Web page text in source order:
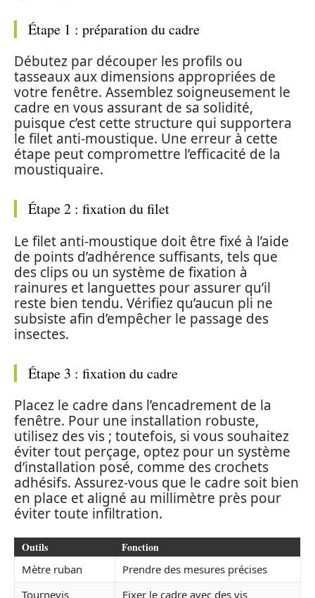
Étape 1 : préparation du cadre
Débutez par découper les profils ou
tasseaux aux dimensions appropriées de
votre fenêtre. Assemblez soigneusement le
cadre en vous assurant de sa solidité,
puisque c’est cette structure qui supportera
le filet anti-moustique. Une erreur à cette
étape peut compromettre l’efficacité de la
moustiquaire.
Étape 2 : fixation du filet
Le filet anti-moustique doit être fixé à l’aide
de points d’adhérence suffisants, tels que
des clips ou un système de fixation à
rainures et languettes pour assurer qu’il
reste bien tendu. Vérifiez qu’aucun pli ne
subsiste afin d’empêcher le passage des
insectes.
Étape 3 : fixation du cadre
Placez le cadre dans l’encadrement de la
fenêtre. Pour une installation robuste,
utilisez des vis ; toutefois, si vous souhaitez
éviter tout perçage, optez pour un système
d’installation posé, comme des crochets
adhésifs. Assurez-vous que le cadre soit bien
en place et aligné au millimètre près pour
éviter toute infiltration.
Outils Fonction
Mètre ruban
Prendre des mesures précises
Tournevis
Fixer le cadre avec des vis